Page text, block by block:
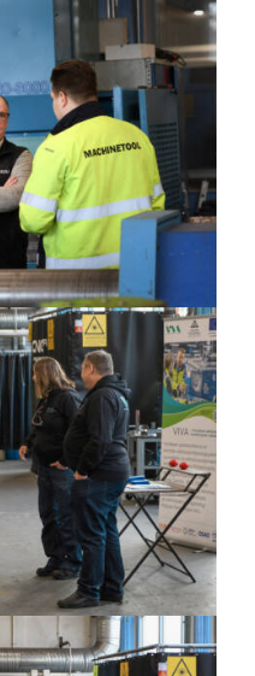
Robo_0823_vaaka.jpg